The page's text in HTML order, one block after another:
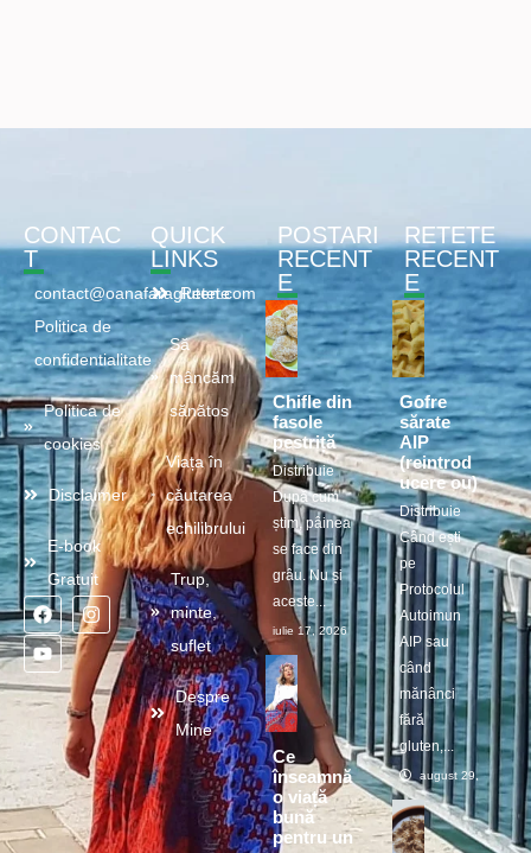
CONTAC
T
contact@oanafaragluten.com
Politica de
confidentialitate
Politica de
cookies
Disclaimer
E-book
Gratuit
QUICK
LINKS
Retete
Să
mâncăm
sănătos
Viața în
căutarea
echilibrului
Trup,
minte,
suflet
Despre
Mine
POSTARI
RECENT
E
Chifle din
fasole
pestriță
Distribuie
După cum
știm, pâinea
se face din
grâu. Nu și
aceste...
iulie 17, 2026
Ce
înseamnă
o viață
bună
pentru un
RETETE
RECENT
E
Gofre
sărate
AIP
(reintrod
ucere ou)
Distribuie
Când ești
pe
Protocolul
Autoimun
AIP sau
când
mănânci
fără
gluten,...
august 29, 2025